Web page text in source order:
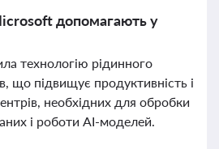
допомагають у
технологію рідинного
що підвищує продуктивність і
необхідних для обробки
і роботи AI-моделей.